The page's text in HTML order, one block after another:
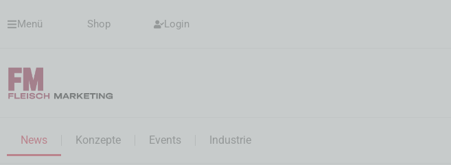
Menü Shop Login
News Konzepte Events Industrie